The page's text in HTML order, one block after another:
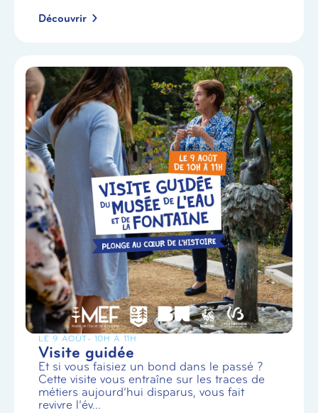
Découvrir
LE 9 AOÛT- 10H À 11H
Visite guidée
Et si vous faisiez un bond dans le passé ?
Cette visite vous entraîne sur les traces de
métiers aujourd’hui disparus, vous fait
revivre l’év...